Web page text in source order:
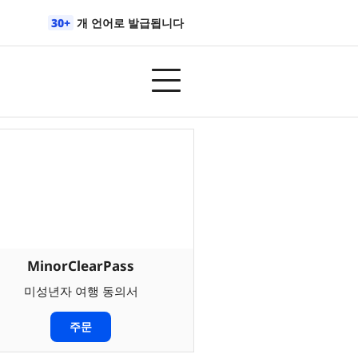
30+ 개 언어로 발급됩니다
MinorClearPass
미성년자 여행 동의서
주문